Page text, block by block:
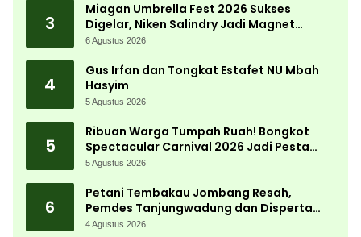
3
Miagan Umbrella Fest 2026 Sukses
Digelar, Niken Salindry Jadi Magnet
Ribuan Pengunjung
6 Agustus 2026
4
Gus Irfan dan Tongkat Estafet NU Mbah
Hasyim
5 Agustus 2026
5
Ribuan Warga Tumpah Ruah! Bongkot
Spectacular Carnival 2026 Jadi Pesta
Kemerdekaan Terbesar di Peterongan
5 Agustus 2026
6
Petani Tembakau Jombang Resah,
Pemdes Tanjungwadung dan Disperta
Bergerak Cepat
4 Agustus 2026